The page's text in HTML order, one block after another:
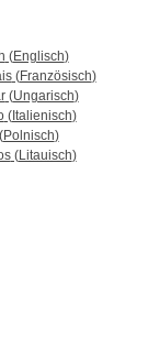
(Englisch)
(Französisch)
(Ungarisch)
(Italienisch)
(Polnisch)
(Litauisch)